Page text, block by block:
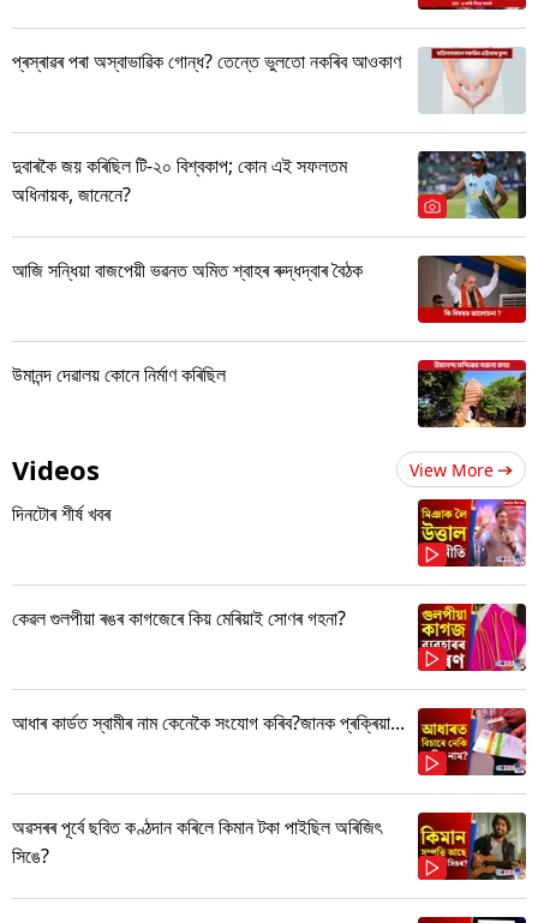
প্ৰস্ৰাৱৰ পৰা অস্বাভাৱিক গোন্ধ? তেন্তে ভুলতো নকৰিব আওকাণ
দুবাৰকৈ জয় কৰিছিল টি-২০ বিশ্বকাপ; কোন এই সফলতম
অধিনায়ক, জানেনে?
আজি সন্ধিয়া বাজপেয়ী ভৱনত অমিত শ্বাহৰ ৰুদ্ধদ্বাৰ বৈঠক
উমানন্দ দেৱালয় কোনে নিৰ্মাণ কৰিছিল
Videos View More
দিনটোৰ শীৰ্ষ খবৰ
কেৱল গুলপীয়া ৰঙৰ কাগজেৰে কিয় মেৰিয়াই সোণৰ গহনা?
আধাৰ কাৰ্ডত স্বামীৰ নাম কেনেকৈ সংযোগ কৰিব?জানক প্ৰক্ৰিয়া...
অৱসৰৰ পূৰ্বে ছবিত কণ্ঠদান কৰিলে কিমান টকা পাইছিল অৰিজিৎ
সিঙে?